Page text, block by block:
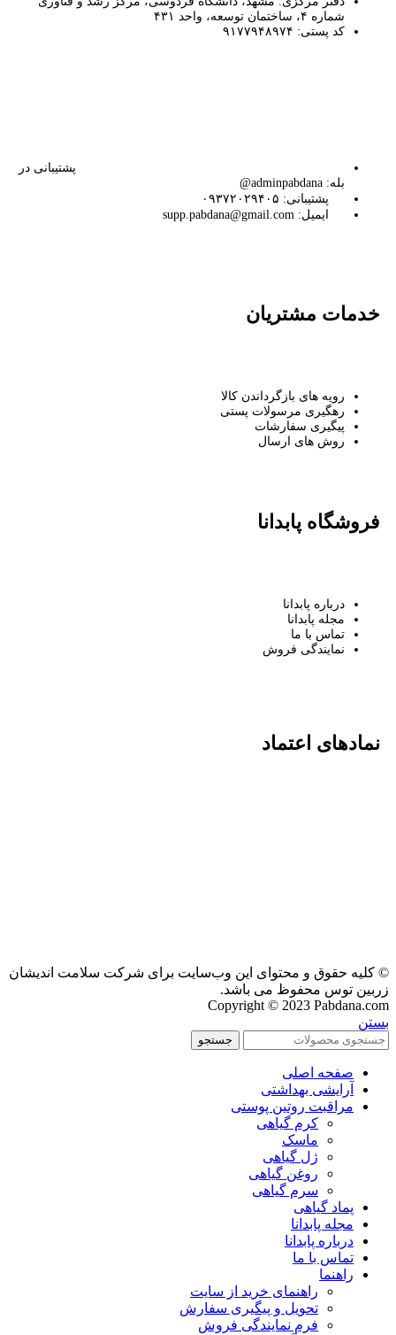
شماره ۴، ساختمان توسعه، واحد ۴۳۱
کد پستی: ۹۱۷۷۹۴۸۹۷۴
پشتیبانی در
بله: adminpabdana@
پشتیبانی: ۰۹۳۷۲۰۲۹۴۰۵
ایمیل: supp.pabdana@gmail.com
خدمات مشتریان
رویه های بازگرداندن کالا
رهگیری مرسولات پستی
پیگیری سفارشات
روش های ارسال
فروشگاه پابدانا
درباره پابدانا
مجله پابدانا
تماس با ما
نمایندگی فروش
نمادهای اعتماد
© کلیه حقوق و محتوای این وب‌سایت برای شرکت سلامت اندیشان
زربین توس محفوظ می باشد.
Copyright © 2023 Pabdana.com
بستن
جستجو
صفحه اصلی
آرایشی بهداشتی
مراقبت روتین پوستی
کرم گیاهی
ماسک
ژل گیاهی
روغن گیاهی
سرم گیاهی
پماد گیاهی
مجله پابدانا
درباره پابدانا
تماس با ما
راهنما
راهنمای خرید از سایت
تحویل و پیگیری سفارش
فرم نمایندگی فروش